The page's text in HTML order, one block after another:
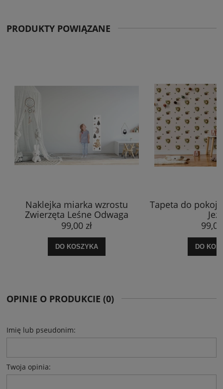
PRODUKTY POWIĄZANE
Tapeta do pokoju dziecka Leśne
Jeże
99,00 zł
DO KOSZYKA
Naklejka
DO
OPINIE O PRODUKCIE (0)
Imię lub pseudonim:
Twoja opinia: